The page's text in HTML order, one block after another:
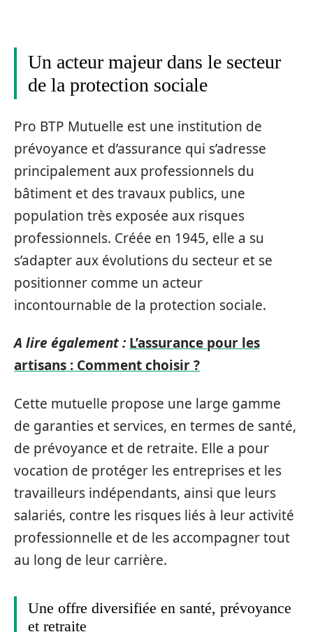
Un acteur majeur dans le secteur
de la protection sociale
Pro BTP Mutuelle est une institution de
prévoyance et d’assurance qui s’adresse
principalement aux professionnels du
bâtiment et des travaux publics, une
population très exposée aux risques
professionnels. Créée en 1945, elle a su
s’adapter aux évolutions du secteur et se
positionner comme un acteur
incontournable de la protection sociale.
A lire également : L’assurance pour les
artisans : Comment choisir ?
Cette mutuelle propose une large gamme
de garanties et services, en termes de santé,
de prévoyance et de retraite. Elle a pour
vocation de protéger les entreprises et les
travailleurs indépendants, ainsi que leurs
salariés, contre les risques liés à leur activité
professionnelle et de les accompagner tout
au long de leur carrière.
Une offre diversifiée en santé, prévoyance
et retraite